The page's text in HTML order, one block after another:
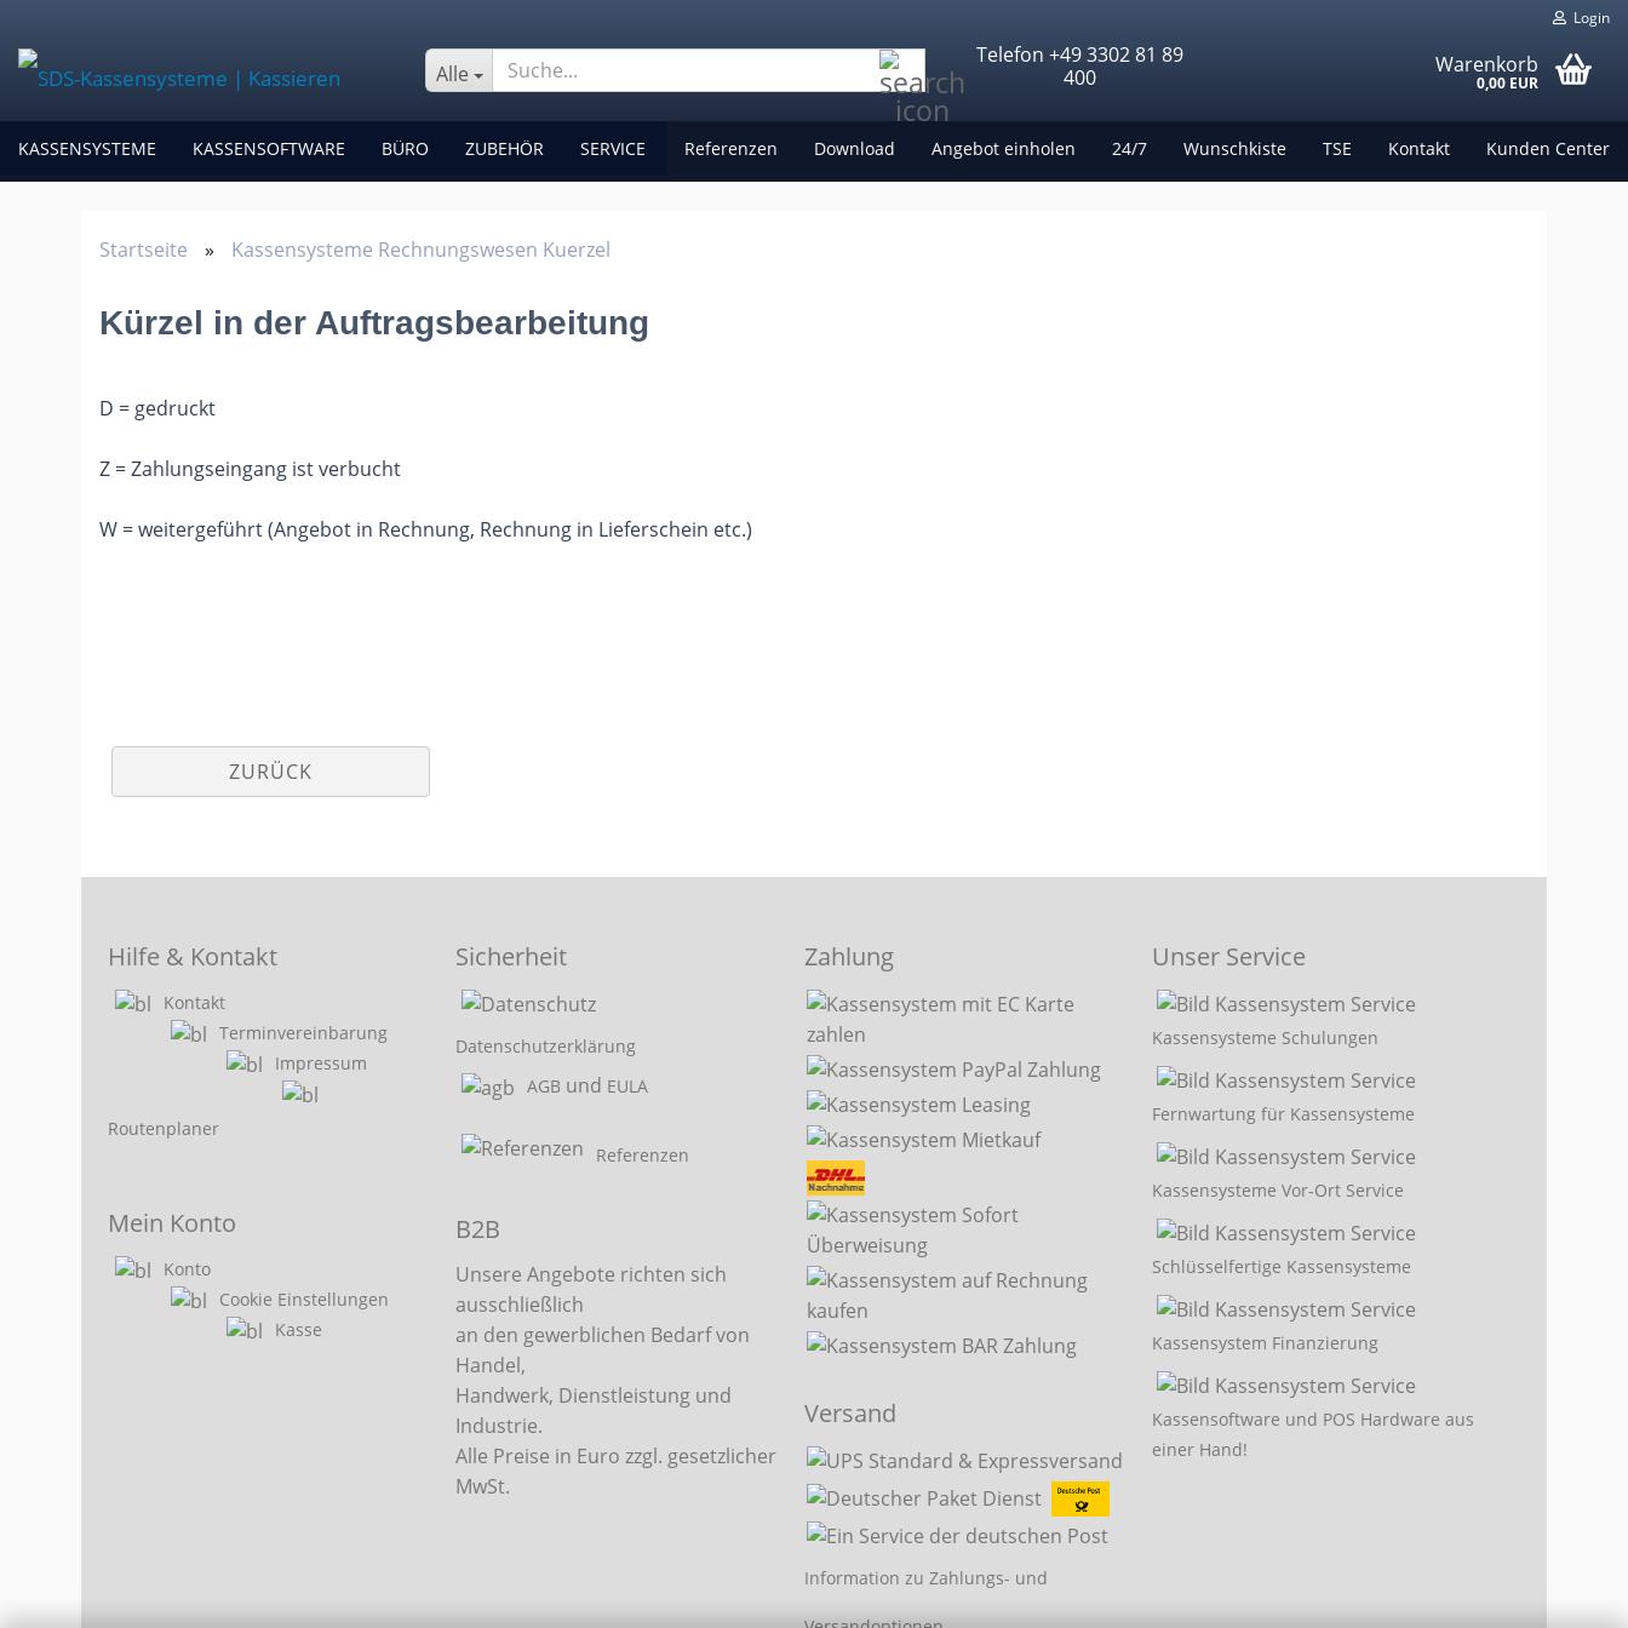
Login
Alle Suche...Telefon +49 3302 81 89
400
Warenkorb
0,00 EUR
KASSENSYSTEME KASSENSOFTWARE BÜRO ZUBEHÖR SERVICE Referenzen Download Angebot einholen 24/7 Wunschkiste TSE Kontakt Kunden Center
Startseite » Kassensysteme Rechnungswesen Kuerzel
Kürzel in der Auftragsbearbeitung
D = gedruckt
Z = Zahlungseingang ist verbucht
W = weitergeführt (Angebot in Rechnung, Rechnung in Lieferschein etc.)
ZURÜCK
Hilfe & Kontakt
Kontakt
Terminvereinbarung
Impressum
Routenplaner
Mein Konto
Konto
Cookie Einstellungen
Kasse
Sicherheit
Datenschutzerklärung
AGB und EULA
Referenzen
B2B
Unsere Angebote richten sich
ausschließlich
an den gewerblichen Bedarf von
Handel,
Handwerk, Dienstleistung und
Industrie.
Alle Preise in Euro zzgl. gesetzlicher
MwSt.
Zahlung
Versand
Information zu Zahlungs- und
Unser Service
Kassensysteme Schulungen
Fernwartung für Kassensysteme
Kassensysteme Vor-Ort Service
Schlüsselfertige Kassensysteme
Kassensystem Finanzierung
Kassensoftware und POS Hardware aus
einer Hand!